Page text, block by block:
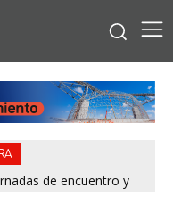
de encuentro y